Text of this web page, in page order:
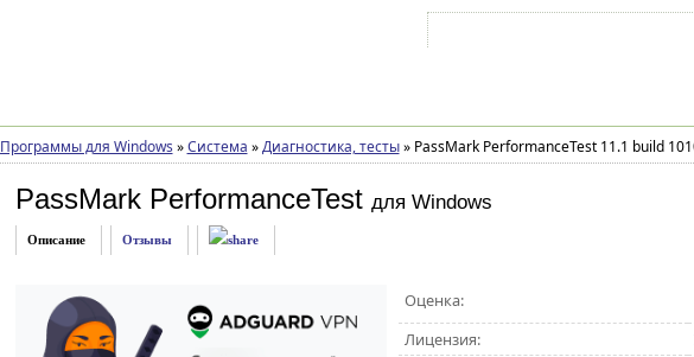
Программы для Windows » Система » Диагностика, тесты »PassMark PerformanceTest 11.1 build
PassMark PerformanceTest для Windows
Описание Отзывы
Оценка:
Лицензия: